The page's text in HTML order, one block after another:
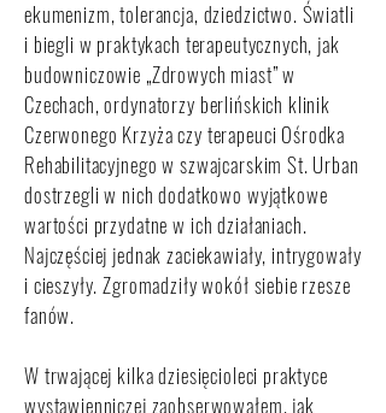
ekumenizm, tolerancja, dziedzictwo. Światli
i biegli w praktykach terapeutycznych, jak
budowniczowie „Zdrowych miast” w
Czechach, ordynatorzy berlińskich klinik
Czerwonego Krzyża czy terapeuci Ośrodka
Rehabilitacyjnego w szwajcarskim St. Urban
dostrzegli w nich dodatkowo wyjątkowe
wartości przydatne w ich działaniach.
Najczęściej jednak zaciekawiały, intrygowały
i cieszyły. Zgromadziły wokół siebie rzesze
fanów.
W trwającej kilka dziesięcioleci praktyce
wystawienniczej zaobserwowałem, jak